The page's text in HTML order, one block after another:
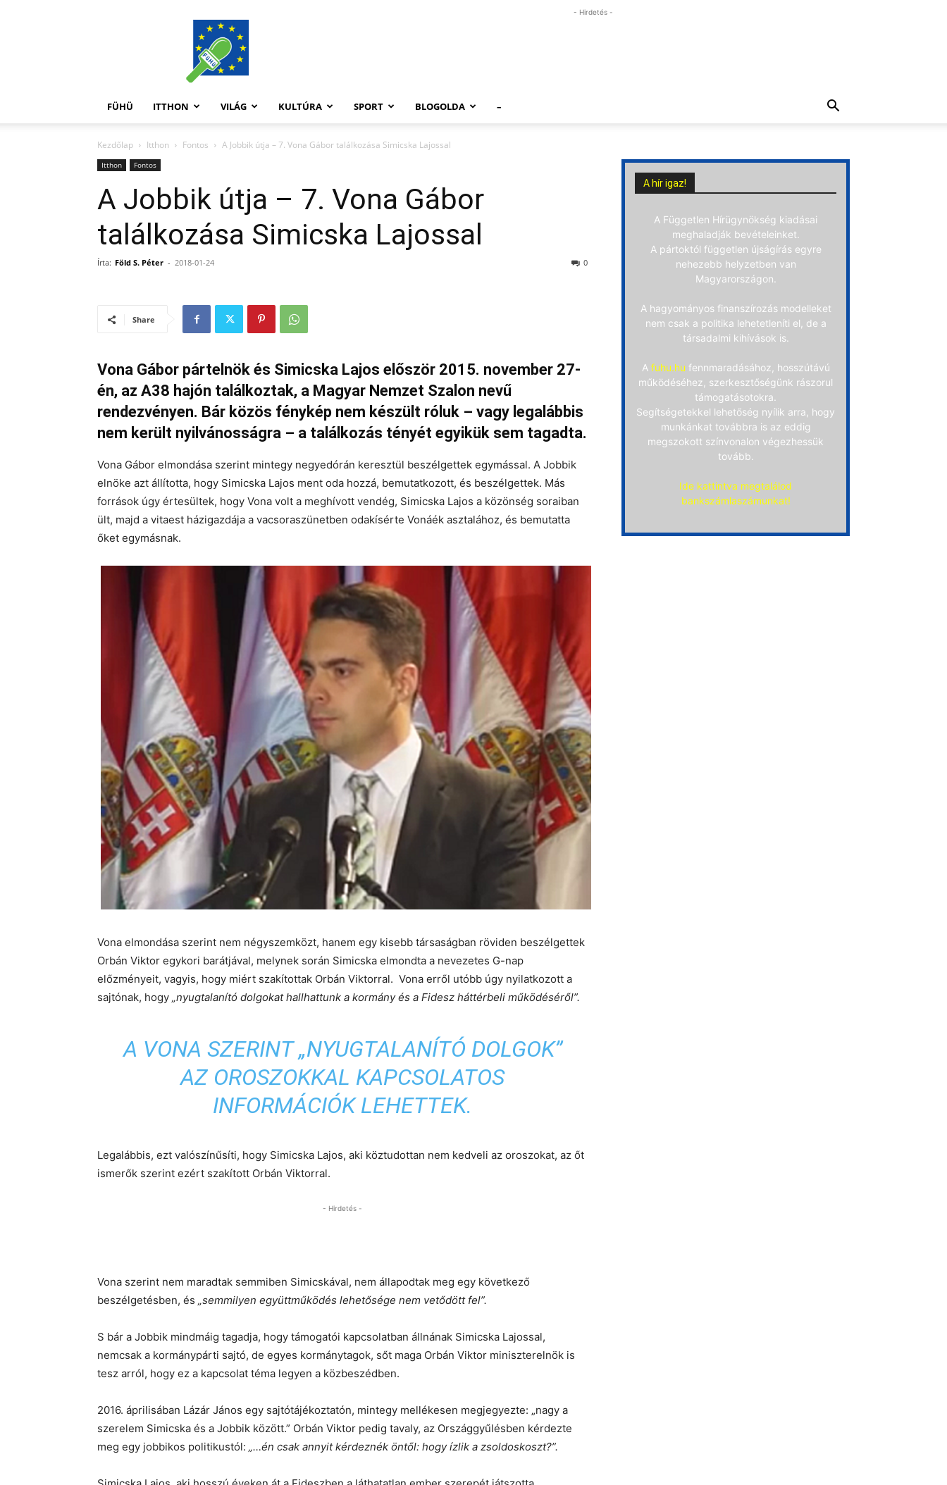
FüHü
- Hirdetés -
FÜHÜ ITTHON VILÁG KULTÚRA SPORT BLOGOLDA –
Kezdőlap Itthon Fontos A Jobbik útja – 7. Vona Gábor találkozása Simicska Lajossal
Itthon Fontos
A Jobbik útja – 7. Vona Gábor
találkozása Simicska Lajossal
Írta: Föld S. Péter - 2018-01-24 0
Share
Vona Gábor pártelnök és Simicska Lajos először 2015. november 27-
én, az A38 hajón találkoztak, a Magyar Nemzet Szalon nevű
rendezvényen. Bár közös fénykép nem készült róluk – vagy legalábbis
nem került nyilvánosságra – a találkozás tényét egyikük sem tagadta.
Vona Gábor elmondása szerint mintegy negyedórán keresztül beszélgettek egymással. A Jobbik
elnöke azt állította, hogy Simicska Lajos ment oda hozzá, bemutatkozott, és beszélgettek. Más
források úgy értesültek, hogy Vona volt a meghívott vendég, Simicska Lajos a közönség soraiban
ült, majd a vitaest házigazdája a vacsoraszünetben odakísérte Vonáék asztalához, és bemutatta
őket egymásnak.
Vona elmondása szerint nem négyszemközt, hanem egy kisebb társaságban röviden beszélgettek
Orbán Viktor egykori barátjával, melynek során Simicska elmondta a nevezetes G-nap
előzményeit, vagyis, hogy miért szakítottak Orbán Viktorral. Vona erről utóbb úgy nyilatkozott a
sajtónak, hogy „nyugtalanító dolgokat hallhattunk a kormány és a Fidesz háttérbeli működéséről”.
A VONA SZERINT „NYUGTALANÍTÓ DOLGOK”
AZ OROSZOKKAL KAPCSOLATOS
INFORMÁCIÓK LEHETTEK.
Legalábbis, ezt valószínűsíti, hogy Simicska Lajos, aki köztudottan nem kedveli az oroszokat, az őt
ismerők szerint ezért szakított Orbán Viktorral.
- Hirdetés -
Vona szerint nem maradtak semmiben Simicskával, nem állapodtak meg egy következő
beszélgetésben, és „semmilyen együttműködés lehetősége nem vetődött fel”.
S bár a Jobbik mindmáig tagadja, hogy támogatói kapcsolatban állnának Simicska Lajossal,
nemcsak a kormánypárti sajtó, de egyes kormánytagok, sőt maga Orbán Viktor miniszterelnök is
tesz arról, hogy ez a kapcsolat téma legyen a közbeszédben.
2016. áprilisában Lázár János egy sajtótájékoztatón, mintegy mellékesen megjegyezte: „nagy a
szerelem Simicska és a Jobbik között.” Orbán Viktor pedig tavaly, az Országgyűlésben kérdezte
meg egy jobbikos politikustól: „…én csak annyit kérdeznék öntől: hogy ízlik a zsoldoskoszt?”.
A hír igaz!
A Független Hírügynökség kiadásai
meghaladják bevételeinket.
A pártoktól független újságírás egyre
nehezebb helyzetben van
Magyarországon.
A hagyományos finanszírozás modelleket
nem csak a politika lehetetleníti el, de a
társadalmi kihívások is.
A fuhu.hu fennmaradásához, hosszútávú
működéséhez, szerkesztőségünk rászorul
támogatásotokra.
Segítségetekkel lehetőség nyílik arra, hogy
munkánkat továbbra is az eddig
megszokott színvonalon végezhessük
tovább.
Ide kattintva megtalálod
bankszámlaszámunkat!